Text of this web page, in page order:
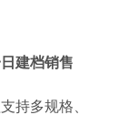
建档销售
持多规格、